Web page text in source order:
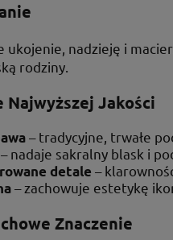
ukojenie, nadzieję i
rodziny.
Najwyższej Jakości
– tradycyjne, trwałe
– nadaje sakralny blask i
detale –
– zachowuje estetykę
Znaczenie